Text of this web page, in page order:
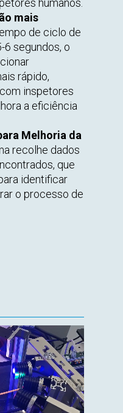
humanos.
mais
de ciclo de
6 segundos, o
rápido,
inspetores
a eficiência
Melhoria da
recolhe dados
que
identificar
o processo de